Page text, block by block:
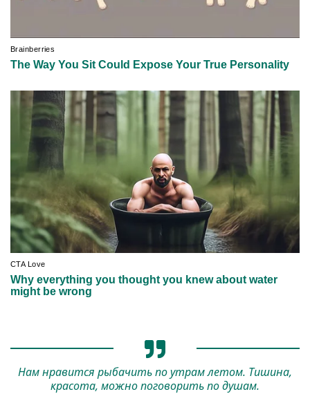
Нам нравится рыбачить по утрам летом. Тишина,
красота, можно поговорить по душам.